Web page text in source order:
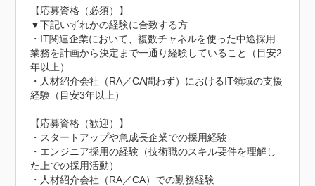
【応募資格（必須）】
▼下記いずれかの経験に合致する方
・IT関連企業において、複数チャネルを使った中途採用
業務を計画から決定まで一通り経験していること（目安2
年以上）
・人材紹介会社（RA／CA問わず）におけるIT領域の支援
経験（目安3年以上）
【応募資格（歓迎）】
・スタートアップや急成長企業での採用経験
・エンジニア採用の経験（技術職のスキル要件を理解し
た上での採用活動）
・人材紹介会社（RA／CA）での勤務経験